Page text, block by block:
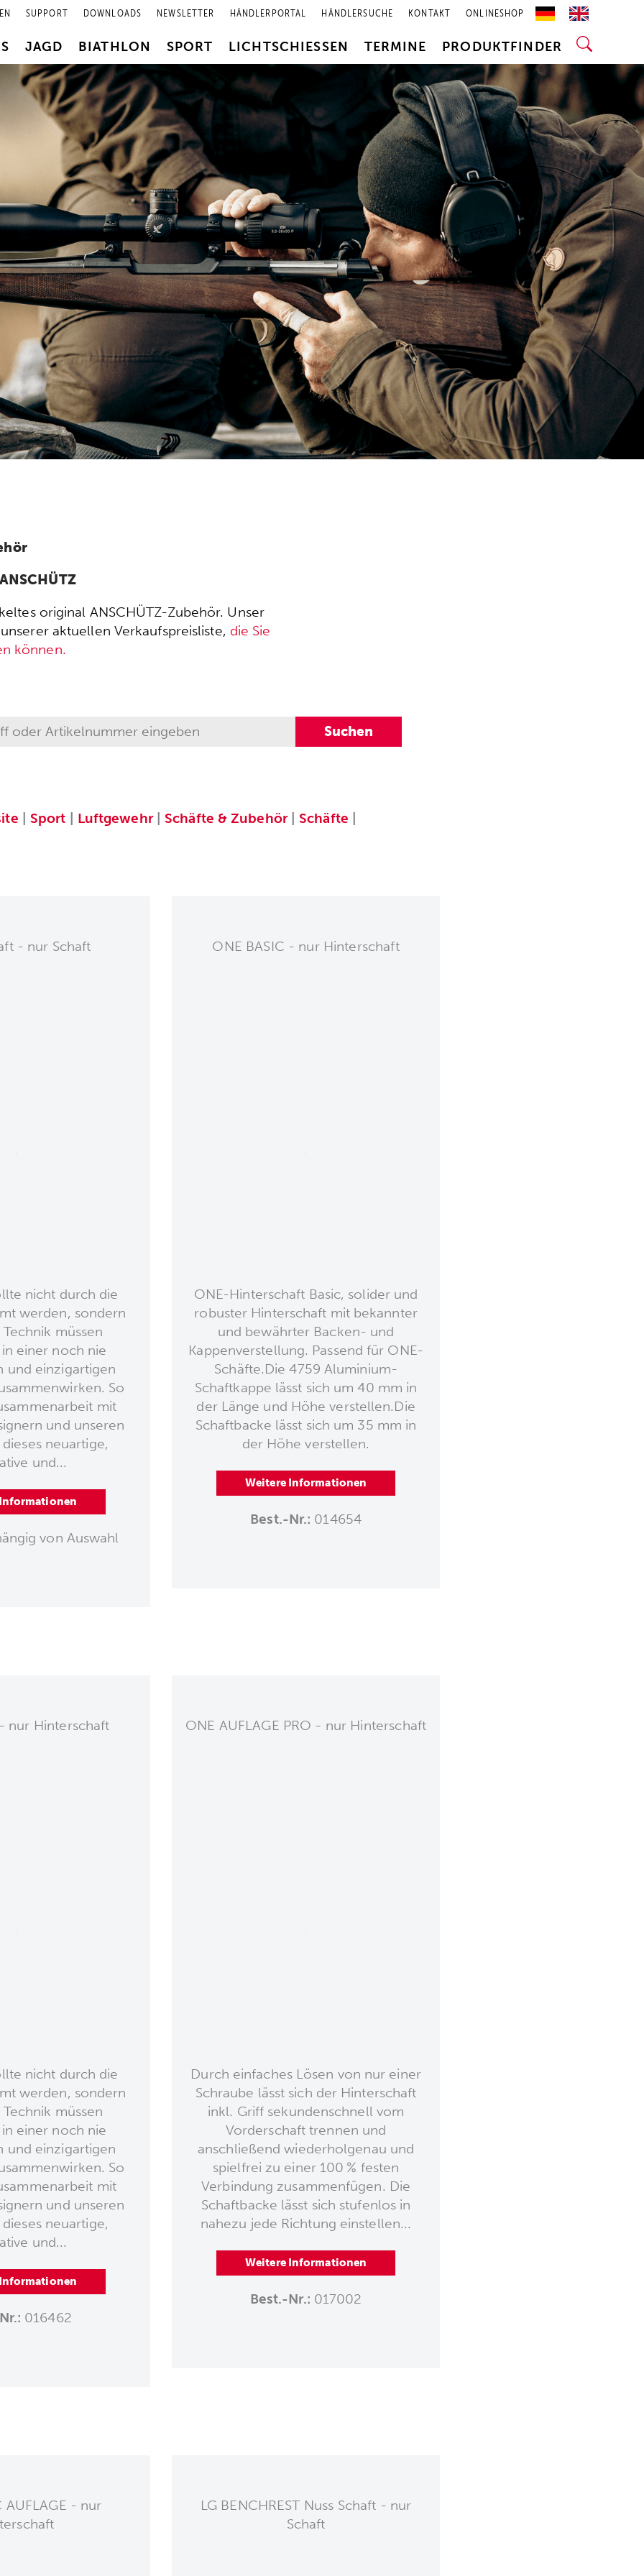
SUPPORT DOWNLOADS NEWSLETTER HÄNDLERPORTAL HÄNDLERSUCHE KONTAKT ONLINESHOP
JAGD BIATHLON SPORT LICHTSCHIESSEN TERMINE PRODUKTFINDER
original ANSCHÜTZ-Zubehör. Unser
aktuellen Verkaufspreisliste, die Sie
können.
Sport Luftgewehr|Schäfte & Zubehör|Schäfte
- nur Schaft
nicht durch die
werden, sondern
müssen
einer noch nie
und einzigartigen
So
mit
und unseren
neuartige,
und...
von Auswahl
ONE BASIC - nur Hinterschaft
ONE-Hinterschaft Basic, solider und
robuster Hinterschaft mit bekannter
und bewährter Backen- und
Kappenverstellung. Passend für ONE-
Schäfte.Die 4759 Aluminium-
Schaftkappe lässt sich um 40 mm in
der Länge und Höhe verstellen.Die
Schaftbacke lässt sich um 35 mm in
der Höhe verstellen.
Weitere Informationen
Best.-Nr.: 014654
nur Hinterschaft
nicht durch die
werden, sondern
müssen
einer noch nie
und einzigartigen
So
mit
und unseren
neuartige,
und...
016462
ONE AUFLAGE PRO - nur Hinterschaft
Durch einfaches Lösen von nur einer
Schraube lässt sich der Hinterschaft
inkl. Griff sekundenschnell vom
Vorderschaft trennen und
anschließend wiederholgenau und
spielfrei zu einer 100 % festen
Verbindung zusammenfügen. Die
Schaftbacke lässt sich stufenlos in
nahezu jede Richtung einstellen...
Weitere Informationen
Best.-Nr.: 017002
AUFLAGE - nur
LG BENCHREST Nuss Schaft - nur
Schaft